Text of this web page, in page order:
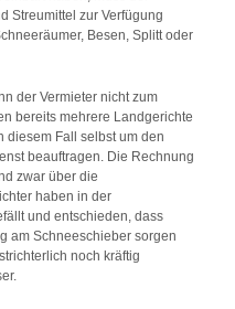
Streumittel zur Verfügung
Besen, Splitt oder
der Vermieter nicht zum
bereits mehrere Landgerichte
diesem Fall selbst um den
beauftragen. Die Rechnung
zwar über die
haben in der
und entschieden, dass
am Schneeschieber sorgen
noch kräftig